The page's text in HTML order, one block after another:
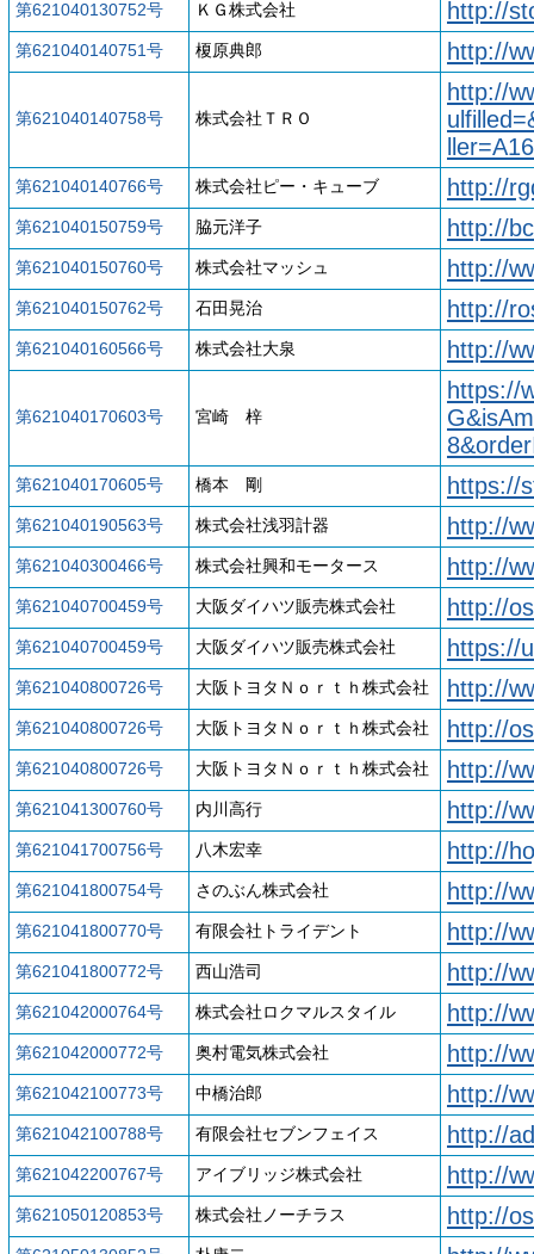
第621040130752号 ＫＧ株式会社 http://
第621040140751号 榎原典郎 http://
第621040140758号 株式会社ＴＲＯ
http://
第621040140766号 株式会社ピー・キューブ http://
第621040150759号 脇元洋子 http://
第621040150760号 株式会社マッシュ http://
第621040150762号 石田晃治 http://
第621040160566号 株式会社大泉 http://
第621040170603号 宮崎 梓
https://
第621040170605号 橋本 剛 https://
第621040190563号 株式会社浅羽計器 http://
第621040300466号 株式会社興和モータース http://
第621040700459号 大阪ダイハツ販売株式会社 http://
第621040700459号 大阪ダイハツ販売株式会社 https://
第621040800726号 大阪トヨタＮｏｒｔｈ株式会社 http://
第621040800726号 大阪トヨタＮｏｒｔｈ株式会社 http://
第621040800726号 大阪トヨタＮｏｒｔｈ株式会社 http://
第621041300760号 内川高行 http://
第621041700756号 八木宏幸 http://
第621041800754号 さのぶん株式会社 http://
第621041800770号 有限会社トライデント http://
第621041800772号 西山浩司 http://
第621042000764号 株式会社ロクマルスタイル http://
第621042000772号 奥村電気株式会社 http://
第621042100773号 中橋治郎 http://
第621042100788号 有限会社セブンフェイス http://
第621042200767号 アイブリッジ株式会社 http://
第621050120853号 株式会社ノーチラス http://